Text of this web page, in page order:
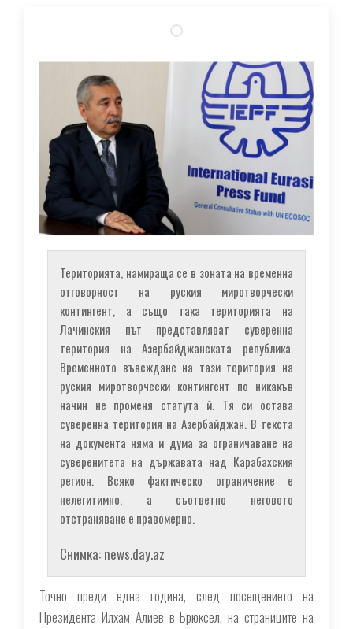
Територията, намираща се в зоната на временна
отговорност на руския миротворчески
контингент, а също така територията на
Лачинския път представляват суверенна
територия на Азербайджанската република.
Временното въвеждане на тази територия на
руския миротворчески контингент по никакъв
начин не променя статута й. Тя си остава
суверенна територия на Азербайджан. В текста
на документа няма и дума за ограничаване на
суверенитета на държавата над Карабахския
регион. Всяко фактическо ограничение е
нелегитимно, а съответно неговото
отстраняване е правомерно.
Снимка: news.day.az
Точно преди една година, след посещението на
Президента Илхам Алиев в Брюксел, на страниците на